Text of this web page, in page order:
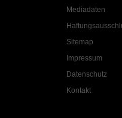
Mediadaten
Sitemap
Impressum
Datenschutz
Kontakt